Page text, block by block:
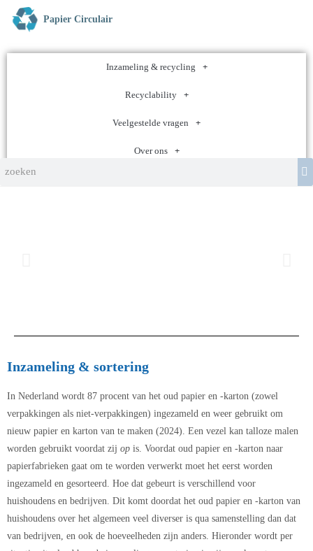
Papier Circulair
Inzameling & recycling
Recyclability
Veelgestelde vragen
Over ons
Waarom zijn papier en karton de beste keuze?
Inzameling & sortering
In Nederland wordt 87 procent van het oud papier en -karton (zowel
verpakkingen als niet-verpakkingen) ingezameld en weer gebruikt om
nieuw papier en karton van te maken (2024). Een vezel kan talloze malen
worden gebruikt voordat zij op is. Voordat oud papier en -karton naar
papierfabrieken gaat om te worden verwerkt moet het eerst worden
ingezameld en gesorteerd. Hoe dat gebeurt is verschillend voor
huishoudens en bedrijven. Dit komt doordat het oud papier en -karton van
huishoudens over het algemeen veel diverser is qua samenstelling dan dat
van bedrijven, en ook de hoeveelheden zijn anders. Hieronder wordt per